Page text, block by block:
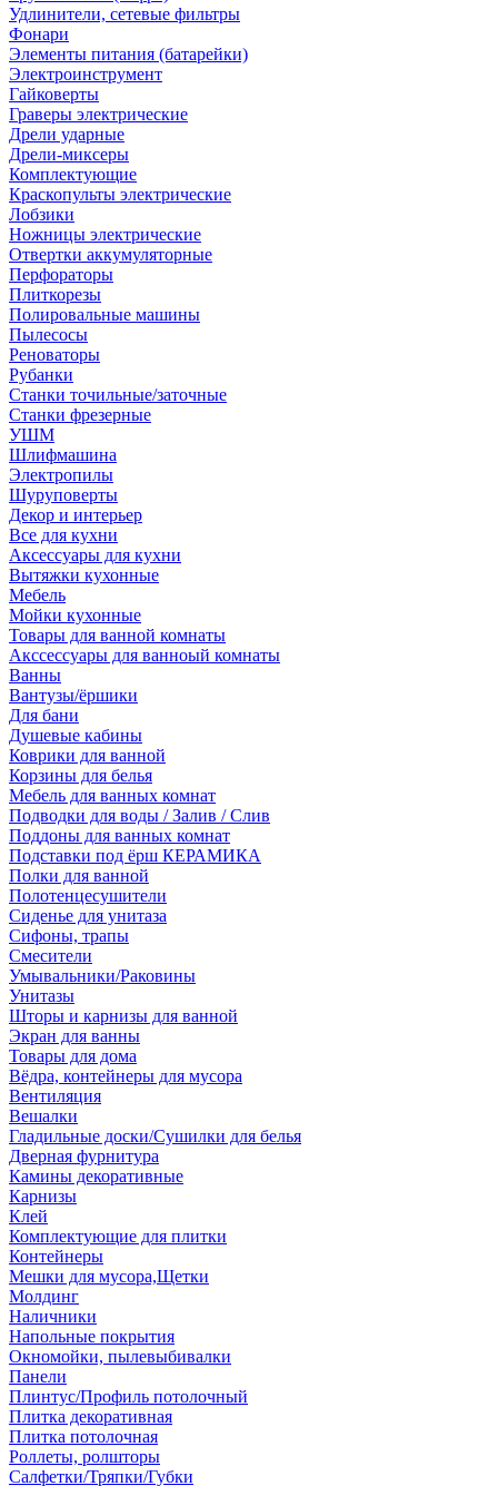
Удлинители, сетевые фильтры
Фонари
Элементы питания (батарейки)
Электроинструмент
Гайковерты
Граверы электрические
Дрели ударные
Дрели-миксеры
Комплектующие
Краскопульты электрические
Лобзики
Ножницы электрические
Отвертки аккумуляторные
Перфораторы
Плиткорезы
Полировальные машины
Пылесосы
Реноваторы
Рубанки
Станки точильные/заточные
Станки фрезерные
УШМ
Шлифмашина
Электропилы
Шуруповерты
Декор и интерьер
Все для кухни
Аксессуары для кухни
Вытяжки кухонные
Мебель
Мойки кухонные
Товары для ванной комнаты
Акссессуары для ванноый комнаты
Ванны
Вантузы/ёршики
Для бани
Душевые кабины
Коврики для ванной
Корзины для белья
Мебель для ванных комнат
Подводки для воды / Залив / Слив
Поддоны для ванных комнат
Подставки под ёрш КЕРАМИКА
Полки для ванной
Полотенцесушители
Сиденье для унитаза
Сифоны, трапы
Смесители
Умывальники/Раковины
Унитазы
Шторы и карнизы для ванной
Экран для ванны
Товары для дома
Вёдра, контейнеры для мусора
Вентиляция
Вешалки
Гладильные доски/Сушилки для белья
Дверная фурнитура
Камины декоративные
Карнизы
Клей
Комплектующие для плитки
Контейнеры
Мешки для мусора,Щетки
Молдинг
Наличники
Напольные покрытия
Окномойки, пылевыбивалки
Панели
Плинтус/Профиль потолочный
Плитка декоративная
Плитка потолочная
Роллеты, ролшторы
Салфетки/Тряпки/Губки